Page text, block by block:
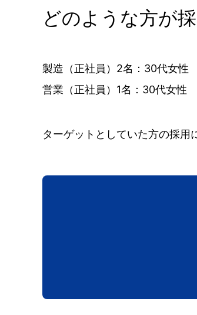
どのような方が
製造（正社員）2名：30代女性
営業（正社員）1名：30代女性
ターゲットとしていた方の採用